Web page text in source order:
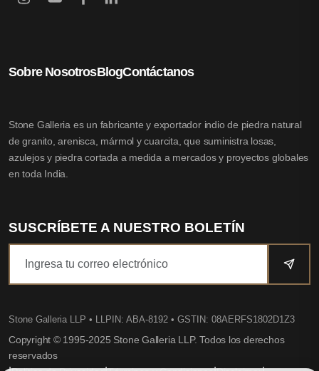
Sobre NosotrosBlogContáctanos
Stone Galleria es un fabricante y exportador indio de piedra natural
de granito, arenisca, mármol y cuarcita, que suministra losas,
azulejos y piedra cortada a medida a mercados y proyectos globales
en toda India.
SUSCRÍBETE A NUESTRO BOLETÍN
Stone Galleria LLP • LLPIN: ABA-8192 • GSTIN: 08AERFS1802D1Z3
Copyright © 1995-2025 Stone Galleria LLP. Todos los derechos
reservados